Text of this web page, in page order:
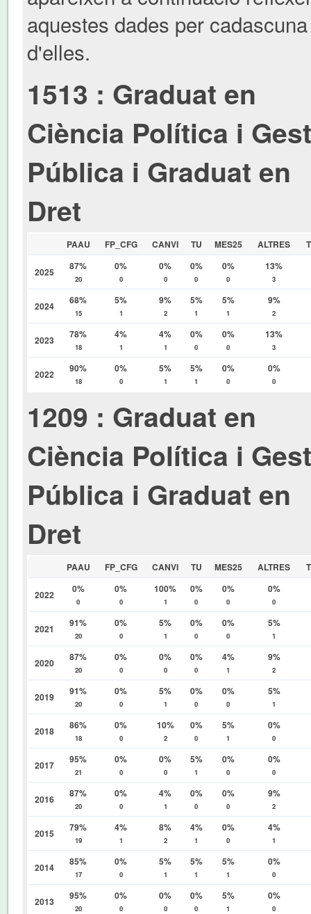
aquestes dades per cadascuna
d'elles.
1513 : Graduat en
Ciència Política i
Pública i Graduat en
Dret
PAAU FP_CFG CANVI TU MES25 ALTRES
2025 87%
20
0%
0
0%
0
0%
0
0%
0
13%
3
2024 68%
15
5%
1
9%
2
5%
1
5%
1
9%
2
2023 78%
18
4%
1
4%
1
0%
0
0%
0
13%
3
2022 90%
18
0%
0
5%
1
5%
1
0%
0
0%
0
1209 : Graduat en
Ciència Política i
Pública i Graduat en
Dret
PAAU FP_CFG CANVI TU MES25 ALTRES
2022 0%
0
0%
0
100%
1
0%
0
0%
0
0%
0
2021 91%
20
0%
0
5%
1
0%
0
0%
0
5%
1
2020 87%
20
0%
0
0%
0
0%
0
4%
1
9%
2
2019 91%
20
0%
0
5%
1
0%
0
0%
0
5%
1
2018 86%
18
0%
0
10%
2
0%
0
5%
1
0%
0
2017 95%
21
0%
0
0%
0
5%
1
0%
0
0%
0
2016 87%
20
0%
0
4%
1
0%
0
0%
0
9%
2
2015 79%
19
4%
1
8%
2
4%
1
0%
0
4%
1
2014 85%
17
0%
0
5%
1
5%
1
5%
1
0%
0
2013 95%
20
0%
0
0%
0
0%
0
5%
1
0%
0